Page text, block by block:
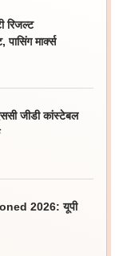
रिजल्ट
मार्क्स
जीडी कांस्टेबल
2026: यूपी